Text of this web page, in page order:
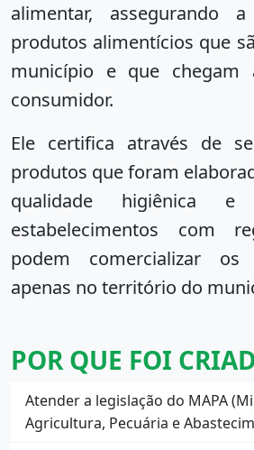
alimentar, assegurando
produtos alimentícios que
município e que
consumidor.
Ele certifica através de
produtos que foram
qualidade higiênica e
estabelecimentos com
podem comercializar os
apenas no território do
POR QUE FOI
Atender a legislação do MAPA
Agricultura, Pecuária e